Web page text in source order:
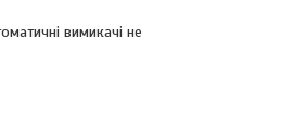
вимикачі не